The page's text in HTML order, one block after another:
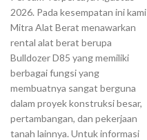
2026. Pada kesempatan ini kami
Mitra Alat Berat menawarkan
rental alat berat berupa
Bulldozer D85 yang memiliki
berbagai fungsi yang
membuatnya sangat berguna
dalam proyek konstruksi besar,
pertambangan, dan pekerjaan
tanah lainnya. Untuk informasi